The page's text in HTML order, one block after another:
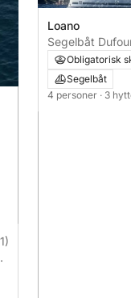
Loano
Segelbåt
Obligatorisk
Segelbåt
4 personer · 3